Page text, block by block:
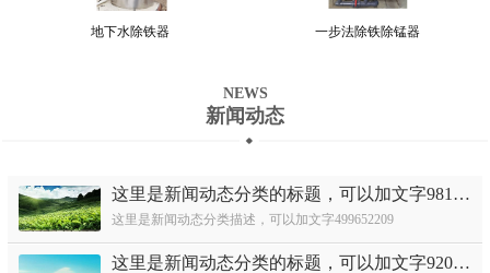
地下水除铁器 一步法除铁除锰器
NEWS
新闻动态
这里是新闻动态分类的标题，可以加文字981447090
这里是新闻动态分类描述，可以加文字499652209
这里是新闻动态分类的标题，可以加文字920631282